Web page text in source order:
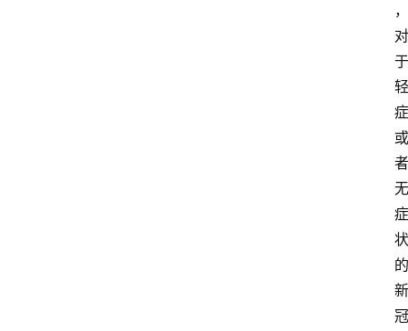
，
对
于
轻
症
或
者
无
症
状
的
新
冠